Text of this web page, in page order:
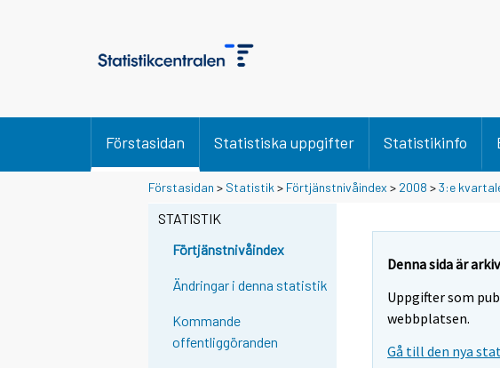
Förstasidan Statistiska uppgifter Statistikinfo
Förstasidan > Statistik > Förtjänstnivåindex > 2008 >3:e
STATISTIK
Förtjänstnivåindex
Ändringar i denna statistik
Kommande
offentliggöranden
Denna sida är
Uppgifter som
webbplatsen.
Gå till den nya
D
u
D
u